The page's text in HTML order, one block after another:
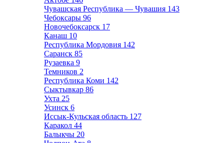
Чувашская Республика — Чувашия 143
Чебоксары 96
Новочебоксарск 17
Канаш 10
Республика Мордовия 142
Саранск 85
Рузаевка 9
Темников 2
Республика Коми 142
Сыктывкар 86
Ухта 25
Усинск 6
Иссык-Кульская область 127
Каракол 44
Балыкчы 20